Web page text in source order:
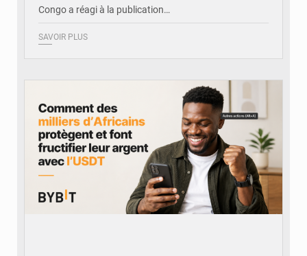
Congo a réagi à la publication…
SAVOIR PLUS